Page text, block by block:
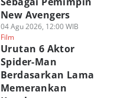
New Avengers
04 Agu 2026, 12:00 WIB
Film
Urutan 6 Aktor
Spider-Man
Berdasarkan Lama
Memerankan